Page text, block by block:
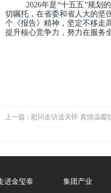
2026年是“十五五”规划
切嘱托，在省委和省人大的坚
个《报告》精神，坚定不移走
提升核心竞争力，努力在服务
上一篇 : 慰问走访送关怀 真情温暖职工心——
进金玺泰 集团产业